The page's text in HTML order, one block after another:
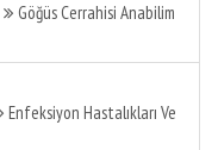
Göğüs Cerrahisi Anabilim
Enfeksiyon Hastalıkları Ve